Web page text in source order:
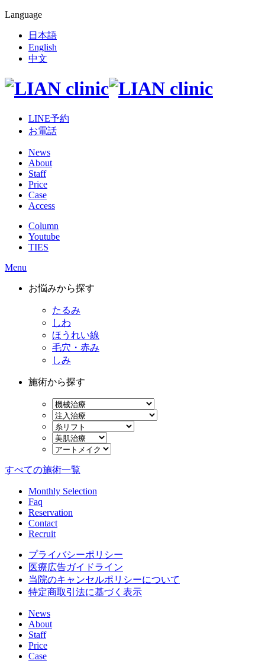
Language
日本語
English
中文
LINE予約
お電話
News
About
Staff
Price
Case
Access
Column
Youtube
TIES
Menu
お悩みから探す
たるみ
しわ
ほうれい線
毛穴・赤み
しみ
施術から探す
すべての施術一覧
Monthly Selection
Faq
Reservation
Contact
Recruit
プライバシーポリシー
医療広告ガイドライン
当院のキャンセルポリシーについて
特定商取引法に基づく表示
News
About
Staff
Price
Case